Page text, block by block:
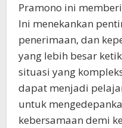
Pramono ini
Ini menekankan
penerimaan, dan
yang lebih besar
situasi yang
dapat menjadi
untuk
kebersamaan demi